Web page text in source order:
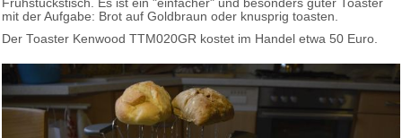
Frühstückstisch. Es ist ein "einfacher" und besonders guter Toaster
mit der Aufgabe: Brot auf Goldbraun oder knusprig toasten.
Der Toaster Kenwood TTM020GR kostet im Handel etwa 50 Euro.